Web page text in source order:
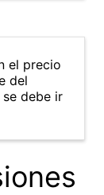
el precio
del
debe ir